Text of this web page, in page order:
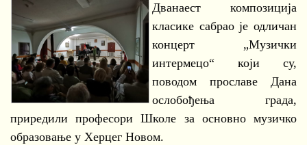
Дванаест композиција
класике сабрао је одличан
концерт „Музички
интермецо“ који су,
поводом прославе Дана
ослобођења града,
приредили професори Школе за основно музичко
образовање у Херцег Новом.